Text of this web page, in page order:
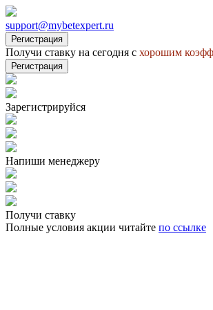
support@mybetexpert.ru
Регистрация
Получи ставку на сегодня с хорошим
Регистрация
Зарегистрируйся
Напиши менеджеру
Получи ставку
Полные условия акции читайте по ссылке